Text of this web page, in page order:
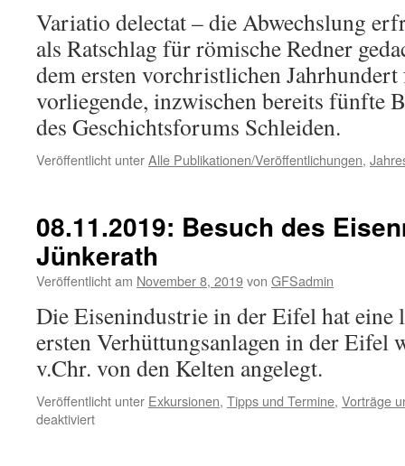
Variatio delectat – die Abwechslung
als Ratschlag für römische Redner
dem ersten vorchristlichen
vorliegende, inzwischen bereits fünfte
des Geschichtsforums Schleiden.
Veröffentlicht unterAlle Publikationen/Veröffentlichungen,
08.11.2019: Besuch des
Jünkerath
Veröffentlicht am November 8, 2019von GFSadmin
Die Eisenindustrie in der Eifel hat eine
ersten Verhüttungsanlagen in der Eifel
v.Chr. von den Kelten angelegt.
Veröffentlicht unter Exkursionen, Tipps und Termine, Vorträge
deaktiviertfür